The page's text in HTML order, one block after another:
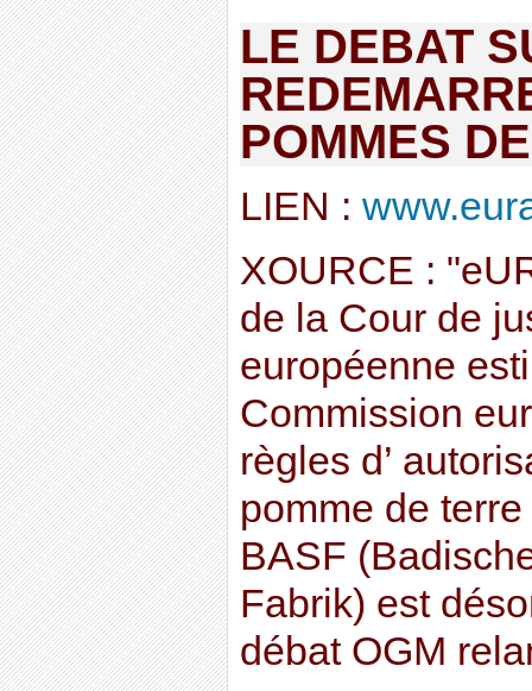
LE DEBAT
POMMES
LIEN :
XOURCE :
de la Cour de
européenne
Commission
règles d’
pomme de
BASF
Fabrik) est
débat OGM